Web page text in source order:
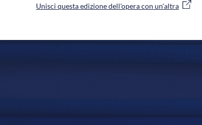
Unisci questa edizione dell'opera con un'altra